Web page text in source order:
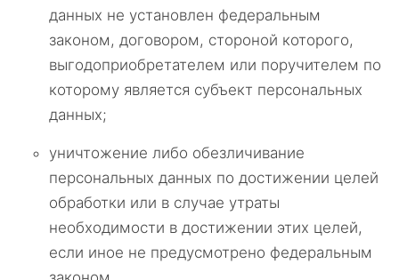
данных не установлен федеральным
законом, договором, стороной которого,
выгодоприобретателем или поручителем по
которому является субъект персональных
данных;
уничтожение либо обезличивание
персональных данных по достижении целей
обработки или в случае утраты
необходимости в достижении этих целей,
если иное не предусмотрено федеральным